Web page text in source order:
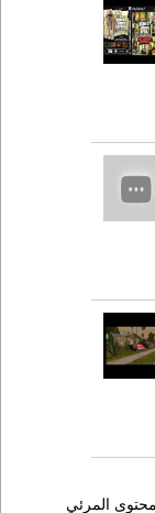
المرئي